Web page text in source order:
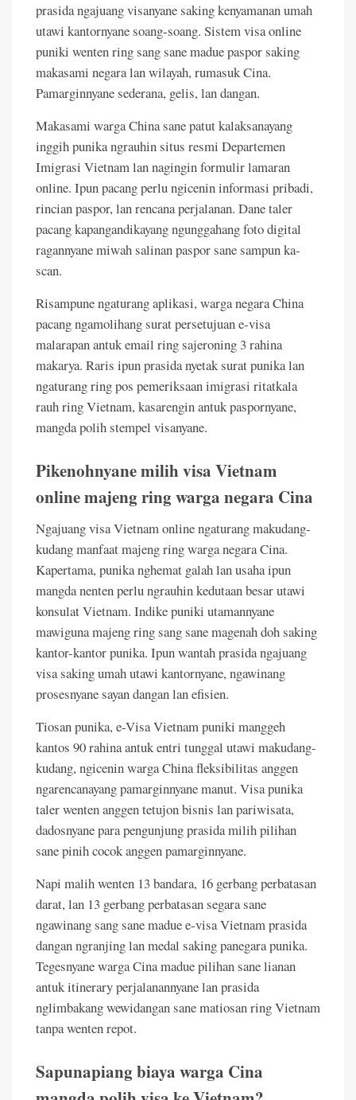
prasida ngajuang visanyane saking kenyamanan umah
utawi kantornyane soang-soang. Sistem visa online
puniki wenten ring sang sane madue paspor saking
makasami negara lan wilayah, rumasuk Cina.
Pamarginnyane sederana, gelis, lan dangan.
Makasami warga China sane patut kalaksanayang
inggih punika ngrauhin situs resmi Departemen
Imigrasi Vietnam lan nagingin formulir lamaran
online. Ipun pacang perlu ngicenin informasi pribadi,
rincian paspor, lan rencana perjalanan. Dane taler
pacang kapangandikayang ngunggahang foto digital
ragannyane miwah salinan paspor sane sampun ka-
scan.
Risampune ngaturang aplikasi, warga negara China
pacang ngamolihang surat persetujuan e-visa
malarapan antuk email ring sajeroning 3 rahina
makarya. Raris ipun prasida nyetak surat punika lan
ngaturang ring pos pemeriksaan imigrasi ritatkala
rauh ring Vietnam, kasarengin antuk paspornyane,
mangda polih stempel visanyane.
Pikenohnyane milih visa Vietnam
online majeng ring warga negara Cina
Ngajuang visa Vietnam online ngaturang makudang-
kudang manfaat majeng ring warga negara Cina.
Kapertama, punika nghemat galah lan usaha ipun
mangda nenten perlu ngrauhin kedutaan besar utawi
konsulat Vietnam. Indike puniki utamannyane
mawiguna majeng ring sang sane magenah doh saking
kantor-kantor punika. Ipun wantah prasida ngajuang
visa saking umah utawi kantornyane, ngawinang
prosesnyane sayan dangan lan efisien.
Tiosan punika, e-Visa Vietnam puniki manggeh
kantos 90 rahina antuk entri tunggal utawi makudang-
kudang, ngicenin warga China fleksibilitas anggen
ngarencanayang pamarginnyane manut. Visa punika
taler wenten anggen tetujon bisnis lan pariwisata,
dadosnyane para pengunjung prasida milih pilihan
sane pinih cocok anggen pamarginnyane.
Napi malih wenten 13 bandara, 16 gerbang perbatasan
darat, lan 13 gerbang perbatasan segara sane
ngawinang sang sane madue e-visa Vietnam prasida
dangan ngranjing lan medal saking panegara punika.
Tegesnyane warga Cina madue pilihan sane lianan
antuk itinerary perjalanannyane lan prasida
nglimbakang wewidangan sane matiosan ring Vietnam
tanpa wenten repot.
Sapunapiang biaya warga Cina